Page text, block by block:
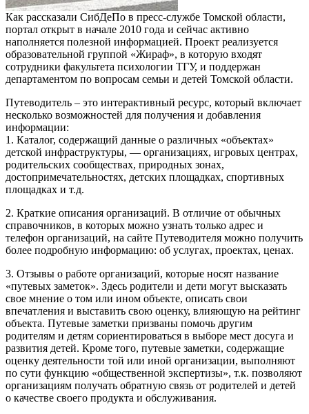
Как рассказали СибДеПо в пресс-службе Томской области,
портал открыт в начале 2010 года и сейчас активно
наполняется полезной информацией. Проект реализуется
образовательной группой «Жираф», в которую входят
сотрудники факультета психологии ТГУ, и поддержан
департаментом по вопросам семьи и детей Томской области.
Путеводитель – это интерактивный ресурс, который включает
несколько возможностей для получения и добавления
информации:
1. Каталог, содержащий данные о различных «объектах»
детской инфраструктуры, — организациях, игровых центрах,
родительских сообществах, природных зонах,
достопримечательностях, детских площадках, спортивных
площадках и т.д.
2. Краткие описания организаций. В отличие от обычных
справочников, в которых можно узнать только адрес и
телефон организаций, на сайте Путеводителя можно получить
более подробную информацию: об услугах, проектах, ценах.
3. Отзывы о работе организаций, которые носят название
«путевых заметок». Здесь родители и дети могут высказать
свое мнение о том или ином объекте, описать свои
впечатления и выставить свою оценку, влияющую на рейтинг
объекта. Путевые заметки призваны помочь другим
родителям и детям сориентироваться в выборе мест досуга и
развития детей. Кроме того, путевые заметки, содержащие
оценку деятельности той или иной организации, выполняют
по сути функцию «общественной экспертизы», т.к. позволяют
организациям получать обратную связь от родителей и детей
о качестве своего продукта и обслуживания.